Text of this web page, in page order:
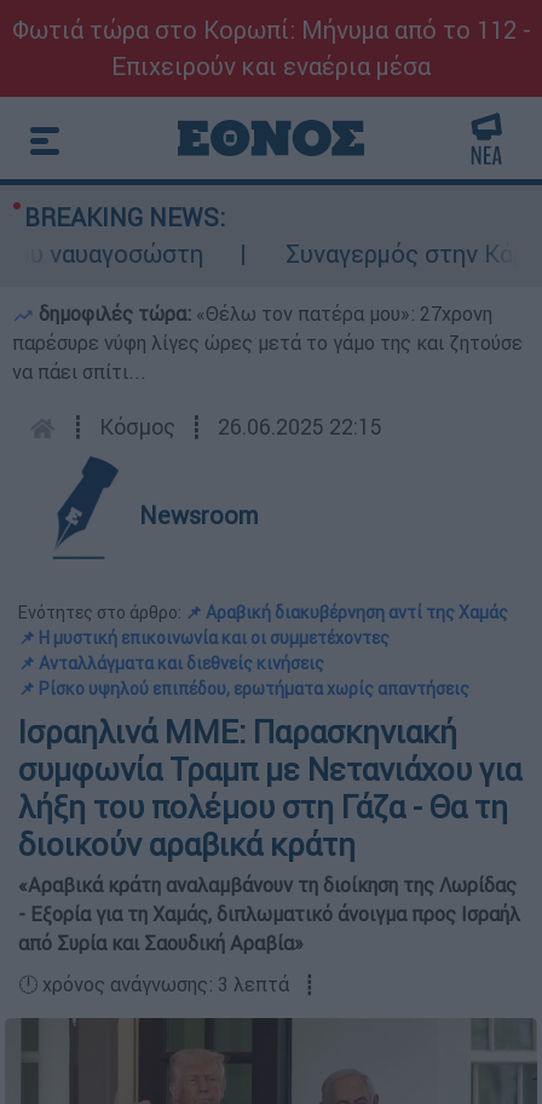
Φωτιά τώρα στο Κορωπί: Μήνυμα από το 112 -
Επιχειρούν και εναέρια μέσα
BREAKING NEWS:
Συναγερμός στην
δημοφιλές τώρα: «Θέλω τον πατέρα μου»: 27χρονη
παρέσυρε νύφη λίγες ώρες μετά το γάμο της και ζητούσε
να πάει σπίτι...
┋ Κόσμος ┋ 26.06.2025 22:15
Newsroom
Ενότητες στο άρθρο: 📌 Αραβική διακυβέρνηση αντί της Χαμάς
📌 Η μυστική επικοινωνία και οι συμμετέχοντες
📌 Ανταλλάγματα και διεθνείς κινήσεις
📌 Ρίσκο υψηλού επιπέδου, ερωτήματα χωρίς απαντήσεις
Ισραηλινά ΜΜΕ: Παρασκηνιακή
συμφωνία Τραμπ με Νετανιάχου για
λήξη του πολέμου στη Γάζα - Θα τη
διοικούν αραβικά κράτη
«Αραβικά κράτη αναλαμβάνουν τη διοίκηση της Λωρίδας
- Εξορία για τη Χαμάς, διπλωματικό άνοιγμα προς Ισραήλ
από Συρία και Σαουδική Αραβία»
🕛 χρόνος ανάγνωσης: 3 λεπτά ┋